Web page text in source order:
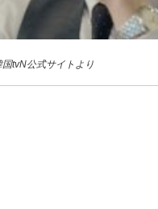
tvN公式サイトより